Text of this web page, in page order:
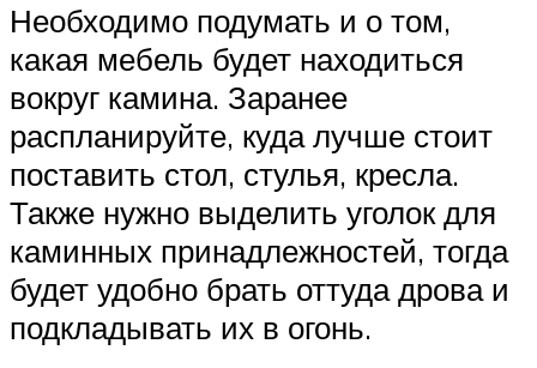
Необходимо подумать и о том,
какая мебель будет находиться
вокруг камина. Заранее
распланируйте, куда лучше стоит
поставить стол, стулья, кресла.
Также нужно выделить уголок для
каминных принадлежностей, тогда
будет удобно брать оттуда дрова и
подкладывать их в огонь.